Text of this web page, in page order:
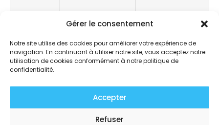
Gérer le consentement
Notre site utilise des cookies pour améliorer votre expérience de
navigation. En continuant à utiliser notre site, vous acceptez notre
utilisation de cookies conformément à notre politique de
confidentialité.
Accepter
Refuser
SALLE « DORMANT »
Location sanitaires seuls
72 €